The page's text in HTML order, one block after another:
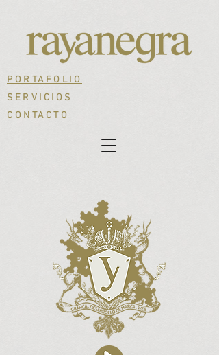
PORTAFOLIO
SERVICIOS
CONTACTO